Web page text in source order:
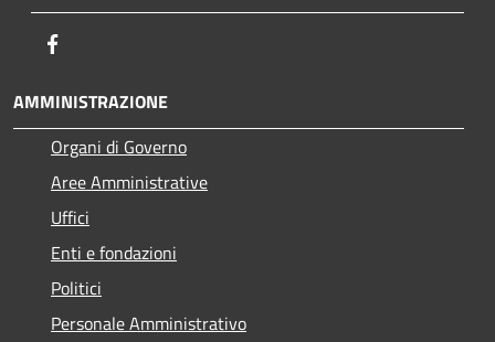
AMMINISTRAZIONE
Organi di Governo
Aree Amministrative
Uffici
Enti e fondazioni
Politici
Personale Amministrativo